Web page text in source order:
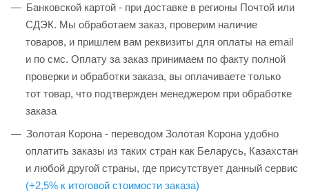
Банковской картой - при доставке в регионы Почтой или
СДЭК. Мы обработаем заказ, проверим наличие
товаров, и пришлем вам реквизиты для оплаты на email
и по смс. Оплату за заказ принимаем по факту полной
проверки и обработки заказа, вы оплачиваете только
тот товар, что подтвержден менеджером при обработке
заказа
Золотая Корона - переводом Золотая Корона удобно
оплатить заказы из таких стран как Беларусь, Казахстан
и любой другой страны, где присутствует данный сервис
(+2,5% к итоговой стоимости заказа)